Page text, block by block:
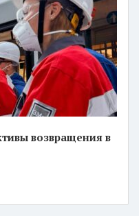
возвращения в